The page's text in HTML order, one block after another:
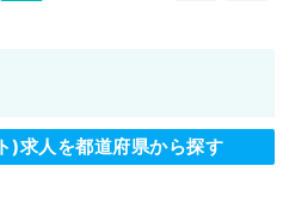
)求人を都道府県から探す